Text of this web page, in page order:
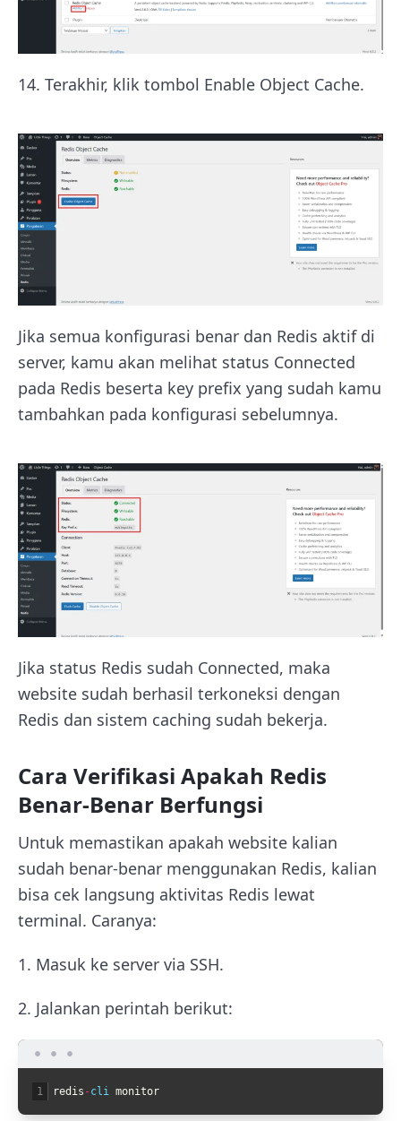
14. Terakhir, klik tombol Enable Object Cache.
Jika semua konfigurasi benar dan Redis aktif di
server, kamu akan melihat status Connected
pada Redis beserta key prefix yang sudah kamu
tambahkan pada konfigurasi sebelumnya.
Jika status Redis sudah Connected, maka
website sudah berhasil terkoneksi dengan
Redis dan sistem caching sudah bekerja.
Cara Verifikasi Apakah Redis
Benar-Benar Berfungsi
Untuk memastikan apakah website kalian
sudah benar-benar menggunakan Redis, kalian
bisa cek langsung aktivitas Redis lewat
terminal. Caranya:
1. Masuk ke server via SSH.
2. Jalankan perintah berikut:
1 redis -cli monitor